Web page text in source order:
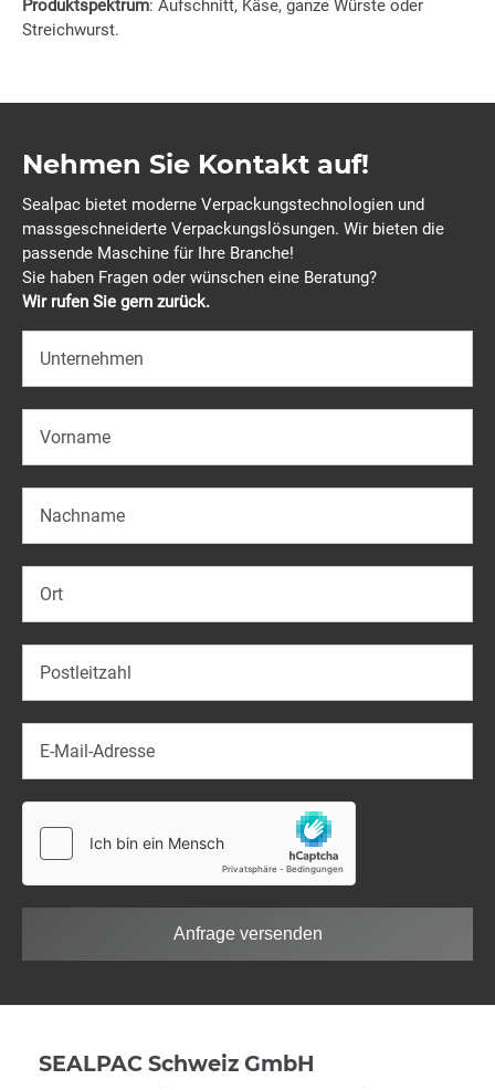
Produktspektrum: Aufschnitt, Käse, ganze Würste oder
Streichwurst.
Nehmen Sie Kontakt auf!
Sealpac bietet moderne Verpackungstechnologien und
massgeschneiderte Verpackungslösungen. Wir bieten die
passende Maschine für Ihre Branche!
Sie haben Fragen oder wünschen eine Beratung?
Wir rufen Sie gern zurück.
Anfrage versenden
SEALPAC Schweiz GmbH